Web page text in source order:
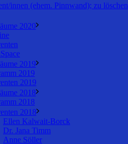
innen (ehem. Pinnwand); zu löschen
2020
2019
2019
2019
2018
2018
2018
Ellen Kalwait-Borck
Dr. Jana Timm
Anne Söller